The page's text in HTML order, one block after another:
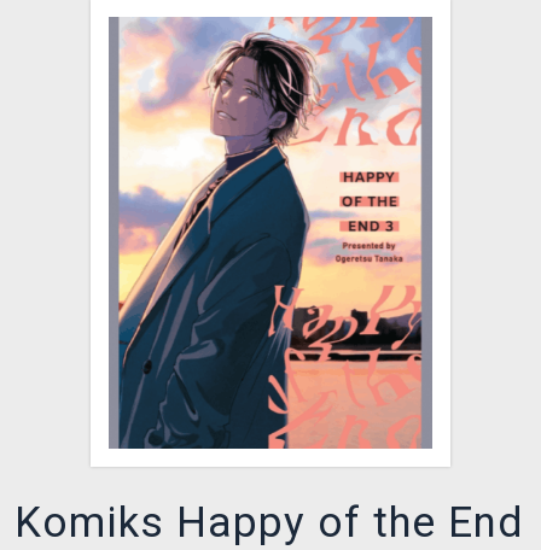
TRANSPORT
XZONE KLUB
Komiks Happy of the End